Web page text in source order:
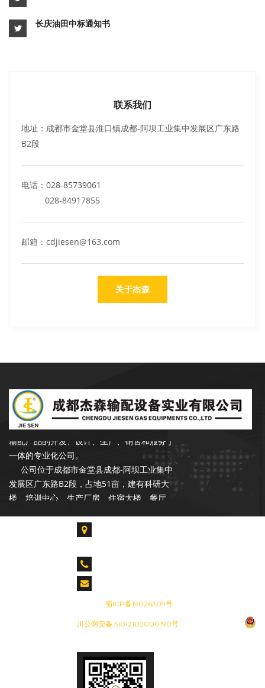
长庆油田中标通知书
联系我们
地址：成都市金堂县淮口镇成都-阿坝工业集中发展区广东路
B2段
电话：028-85739061
028-84917855
邮箱：cdjiesen@163.com
关于杰森
成都杰森成立于2002年9月，注册资本
3500万元，是一家专注于石油、天然气行业
输配产品的开发、设计、生产、销售和服务于
一体的专业化公司。
公司位于成都市金堂县成都-阿坝工业集中
发展区广东路B2段，占地51亩，建有科研大
楼、培训中心、生产厂房、住宿大楼、餐厅、
上，拥有各类生产、检验、试验设备300余台
套，具备年产20000台套设备的能力。是中石
长庆油田、青海油田、新疆油田、华北油田、
胜利油田、辽河油田、设有销售和服务网点。
成都杰森成立于2002年9月，注册资本
3500万元，是一家专注于石油、天然气行业
一体的专业化公司。
公司位于成都市金堂县成都-阿坝工业集中
发展区广东路B2段，占地51亩，建有科研大
蜀ICP备19026309号
川公网安备 51012102000190号